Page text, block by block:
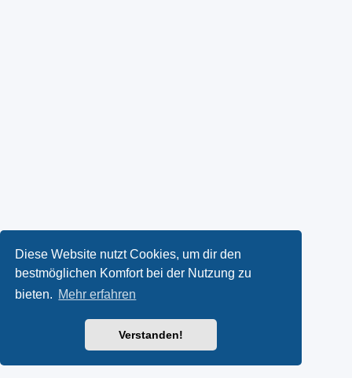
Diese Website nutzt Cookies, um dir den
bestmöglichen Komfort bei der Nutzung zu
bieten. Mehr erfahren
Verstanden!